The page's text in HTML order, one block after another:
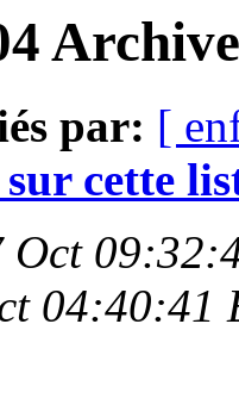
par: [
cette
Oct
04:40:41